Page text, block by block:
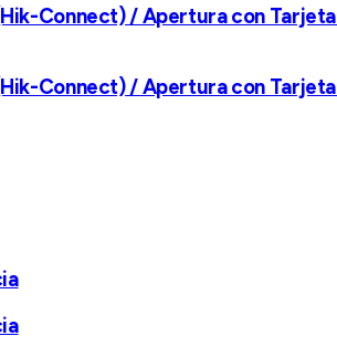
Connect) / Apertura con
Connect) / Apertura con